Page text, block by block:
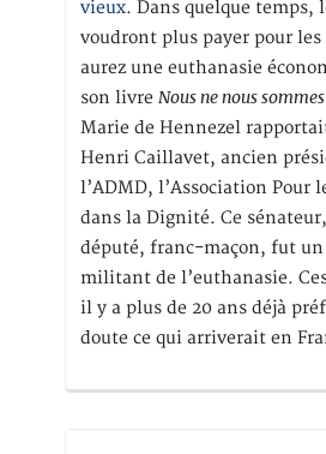
vieux. Dans quelque temps,
voudront plus payer pour les
aurez une euthanasie
son livre Nous ne nous
Marie de Hennezel
Henri Caillavet, ancien
l’ADMD, l’Association Pour
dans la Dignité. Ce
député, franc-maçon, fut
militant de l’euthanasie.
il y a plus de 20 ans déjà
doute ce qui arriverait en